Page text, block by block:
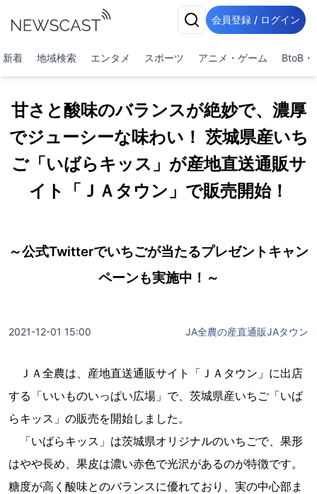
会員登録 / ログイン
新着 地域検索 エンタメ スポーツ アニメ・ゲーム BtoB・
甘さと酸味のバランスが絶妙で、濃厚
でジューシーな味わい！ 茨城県産いち
ご「いばらキッス」が産地直送通販サ
イト「ＪＡタウン」で販売開始！
～公式Twitterでいちごが当たるプレゼントキャン
ペーンも実施中！～
2021-12-01 15:00 JA全農の産直通販JAタウン
ＪＡ全農は、産地直送通販サイト「ＪＡタウン」に出店
する「いいものいっぱい広場」で、茨城県産いちご「いば
らキッス」の販売を開始しました。
「いばらキッス」は茨城県オリジナルのいちごで、果形
はやや長め、果皮は濃い赤色で光沢があるのが特徴です。
糖度が高く酸味とのバランスに優れており、実の中心部ま